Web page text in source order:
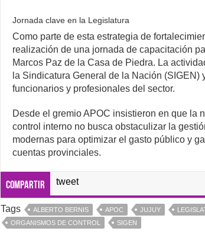
Jornada clave en la Legislatura
Como parte de esta estrategia de
realización de una jornada de capacitación
Marcos Paz de la Casa de Piedra. La
la Sindicatura General de la Nación (SIGEN)
funcionarios y profesionales del sector.
Desde el gremio APOC insistieron en que la
control interno no busca obstaculizar la
modernas para optimizar el gasto público y
cuentas provinciales.
Compartir tweet
Tags ALBERTO BERNIS APOC JUJUY
ORGANISMOS DE CONTROL
SIGEN